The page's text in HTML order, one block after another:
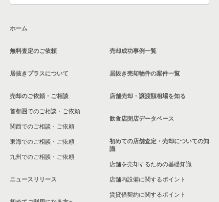
中野区の飲食店の居抜き売却物件の案件一覧
ホーム
無料査定のご依頼
居抜きプラスについて
売却のご依頼・ご相談
首都圏でのご相談・ご依頼
関西でのご相談・ご依頼
東海でのご相談・ご依頼
九州でのご相談・ご依頼
ニュースリリース
売却成功事例一覧
居抜き売却物件の案件一覧
店舗売却・譲渡額相場を知る
飲食店閉店データベース
初めての店舗査定・売却についての知
識
店舗を売却するための基礎知識
店舗内設備に関するポイント
賃貸借契約に関するポイント